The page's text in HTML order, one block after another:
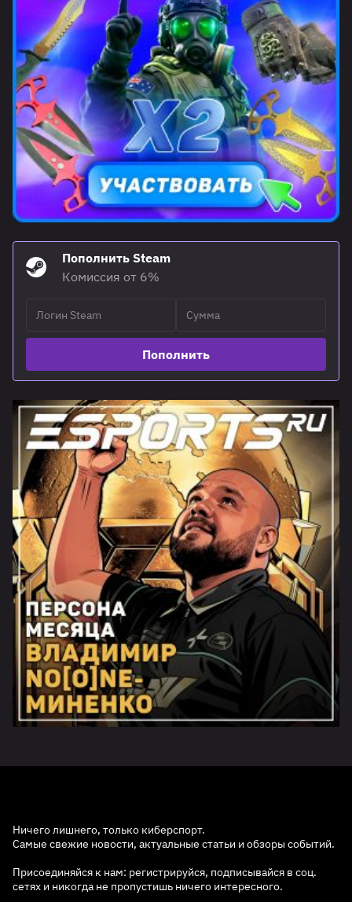
Пополнить Steam
Комиссия от 6%
Пополнить
Ничего лишнего, только киберспорт.
Самые свежие новости, актуальные статьи и обзоры событий.
Присоединяйся к нам: регистрируйся, подписывайся в соц.
сетях и никогда не пропустишь ничего интересного.